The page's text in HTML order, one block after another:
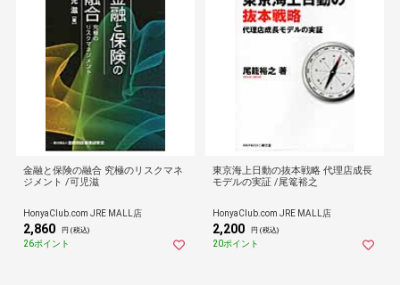
金融と保険の融合 究極のリスクマネ
ジメント /可児滋
HonyaClub.com JRE MALL店
2,860 円 (税込)
26ポイント
東京海上日動の抜本戦略 代理店成長
モデルの実証 /尾篭裕之
HonyaClub.com JRE MALL店
2,200 円 (税込)
20ポイント